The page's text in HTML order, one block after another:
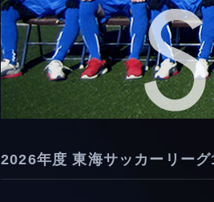
2026年度 東海サッカーリー